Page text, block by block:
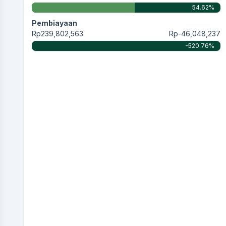
54.62%
Pembiayaan
Rp239,802,563
Rp-46,048,237
-520.76%